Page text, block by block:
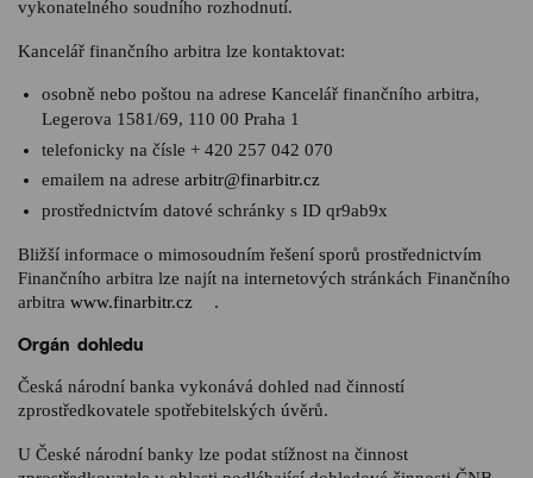
vykonatelného soudního rozhodnutí.
Kancelář finančního arbitra lze kontaktovat:
osobně nebo poštou na adrese Kancelář finančního arbitra,
Legerova 1581/69, 110 00 Praha 1
telefonicky na čísle + 420 257 042 070
emailem na adrese arbitr@finarbitr.cz
prostřednictvím datové schránky s ID qr9ab9x
Bližší informace o mimosoudním řešení sporů prostřednictvím
Finančního arbitra lze najít na internetových stránkách Finančního
arbitra www.finarbitr.cz .
Orgán dohledu
Česká národní banka vykonává dohled nad činností
zprostředkovatele spotřebitelských úvěrů.
U České národní banky lze podat stížnost na činnost